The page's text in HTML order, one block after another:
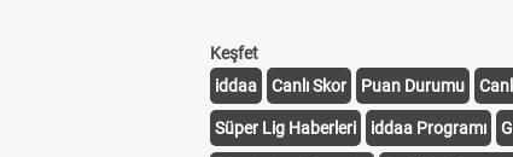
Keşfet
iddaa
Canlı Skor Puan Durumu
Süper Lig Haberleri iddaa Programı